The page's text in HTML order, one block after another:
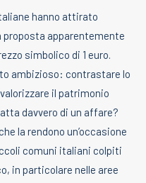
hanno attirato
proposta apparentemente
simbolico di 1 euro.
ambizioso: contrastare lo
il patrimonio
davvero di un affare?
la rendono un’occasione
comuni italiani colpiti
in particolare nelle aree